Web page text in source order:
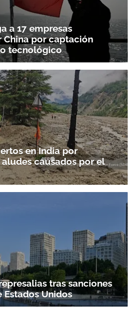
a 17 empresas
China por captación
tecnológico
en India por
causados por el
tras sanciones
Unidos